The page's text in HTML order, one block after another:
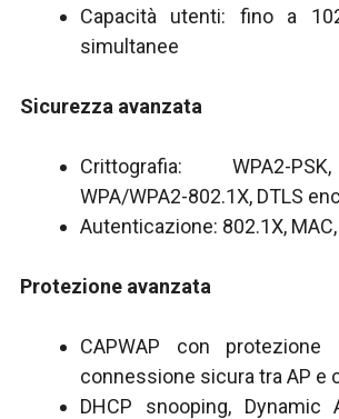
Capacità utenti: fino a
simultanee
Sicurezza avanzata
Crittografia: WPA2-
WPA/WPA2-802.1X, DTLS
Autenticazione: 802.1X, MAC,
Protezione avanzata
CAPWAP con protezione
connessione sicura tra AP e
DHCP snooping, Dynamic